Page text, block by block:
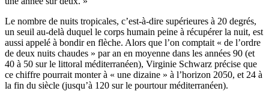
Le nombre de nuits tropicales, c’est-à-dire supérieures à 20 degrés,
un seuil au-delà duquel le corps humain peine à récupérer la nuit, est
aussi appelé à bondir en flèche. Alors que l’on comptait « de l’ordre
de deux nuits chaudes » par an en moyenne dans les années 90 (et
40 à 50 sur le littoral méditerranéen), Virginie Schwarz précise que
ce chiffre pourrait monter à « une dizaine » à l’horizon 2050, et 24 à
la fin du siècle (jusqu’à 120 sur le pourtour méditerranéen).